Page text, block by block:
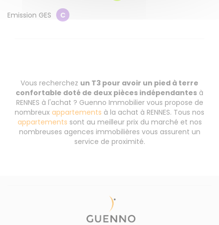
Emission GES C
Vous recherchez un T3 pour avoir un pied à terre
confortable doté de deux pièces indépendantes à
RENNES à l'achat ? Guenno Immobilier vous propose de
nombreux appartements à la achat à RENNES. Tous nos
appartements sont au meilleur prix du marché et nos
nombreuses agences immobilières vous assurent un
service de proximité.